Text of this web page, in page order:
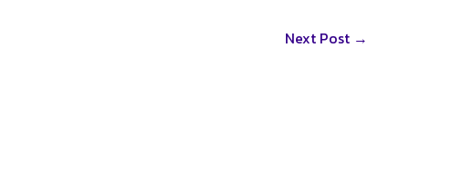
Next Post →